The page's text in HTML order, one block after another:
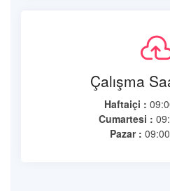
Çalışma
Haftaiçi :
Cumartesi :
Pazar :